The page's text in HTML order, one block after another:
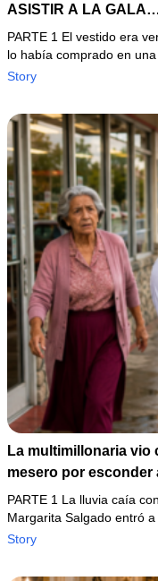
ASISTIR A LA
LIMUSINA COMO
LA EMPRESA
PARTE 1 El vestido era
lo había comprado en
Story
La multimillonaria vio
mesero por
verdadero escándalo
PARTE 1 La lluvia caía
Margarita Salgado entró a
Story